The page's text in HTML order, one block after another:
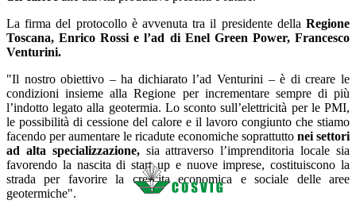
La firma del protocollo è avvenuta tra il presidente della Regione
Toscana, Enrico Rossi e l’ad di Enel Green Power, Francesco
Venturini.
"Il nostro obiettivo – ha dichiarato l’ad Venturini – è di creare le
condizioni insieme alla Regione per incrementare sempre di più
l’indotto legato alla geotermia. Lo sconto sull’elettricità per le PMI,
le possibilità di cessione del calore e il lavoro congiunto che stiamo
facendo per aumentare le ricadute economiche soprattutto nei settori
ad alta specializzazione,sia attraverso l’imprenditoria locale sia
favorendo la nascita di start up e nuove imprese, costituiscono la
strada per favorire la crescita economica e sociale delle aree
geotermiche".